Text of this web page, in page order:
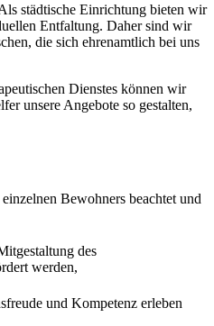
städtische Einrichtung bieten wir
Entfaltung. Daher sind wir
die sich ehrenamtlich bei uns
Dienstes können wir
unsere Angebote so gestalten,
Bewohners beachtet und
des
werden,
und Kompetenz erleben